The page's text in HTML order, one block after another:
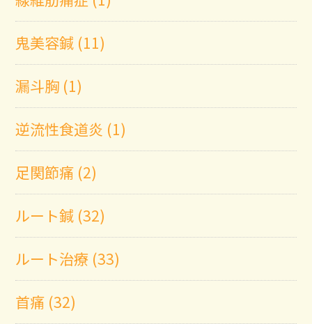
鬼美容鍼 (11)
漏斗胸 (1)
逆流性食道炎 (1)
足関節痛 (2)
ルート鍼 (32)
ルート治療 (33)
首痛 (32)